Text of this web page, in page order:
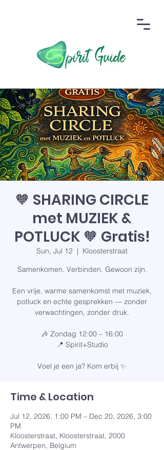
🧡 SHARING CIRCLE
met MUZIEK &
POTLUCK 🧡 Gratis!
Sun, Jul 12
  |
Kloosterstraat
Samenkomen. Verbinden. Gewoon zijn.
Een vrije, warme samenkomst met muziek,
potluck en echte gesprekken — zonder
verwachtingen, zonder druk.
🎶 Zondag 12:00 – 16:00
📍 Spirit+Studio
Voel je een ja? Kom erbij ✨
Time & Location
Jul 12, 2026, 1:00 PM – Dec 20, 2026, 3:00
PM
Kloosterstraat, Kloosterstraat, 2000
Antwerpen, Belgium